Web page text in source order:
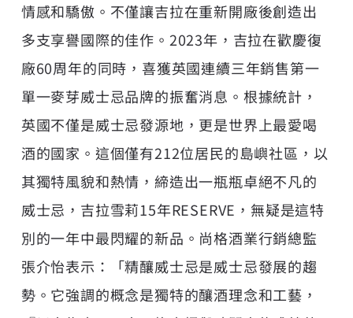
情感和驕傲。不僅讓吉拉在重新開廠後創造出
多支享譽國際的佳作。2023年，吉拉在歡慶復
廠60周年的同時，喜獲英國連續三年銷售第一
單一麥芽威士忌品牌的振奮消息。根據統計，
英國不僅是威士忌發源地，更是世界上最愛喝
酒的國家。這個僅有212位居民的島嶼社區，以
其獨特風貌和熱情，締造出一瓶瓶卓絕不凡的
威士忌，吉拉雪莉15年RESERVE，無疑是這特
別的一年中最閃耀的新品。尚格酒業行銷總監
張介怡表示：「精釀威士忌是威士忌發展的趨
勢。它強調的概念是獨特的釀酒理念和工藝，